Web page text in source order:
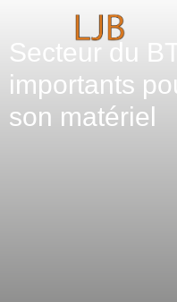
Secteur du
importants
son matériel